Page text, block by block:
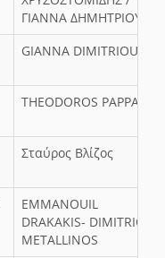
ΓΙΑΝΝΑ ΔΗΜΗΤΡΙΟΥ
GIANNA DIMITRIOU
THEODOROS PAPPAS
Σταύρος Βλίζος
EMMANOUIL
DRAKAKIS- DIMITRIOS
METALLINOS